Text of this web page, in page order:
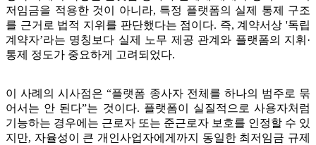
저임금을 적용한 것이 아니라, 특정 플랫폼의 실제 통제 구조
를 근거로 법적 지위를 판단했다는 점이다. 즉, 계약서상 '독립
계약자’라는 명칭보다 실제 노무 제공 관계와 플랫폼의 지휘·
통제 정도가 중요하게 고려되었다.
이 사례의 시사점은 “플랫폼 종사자 전체를 하나의 범주로 묶
어서는 안 된다”는 것이다. 플랫폼이 실질적으로 사용자처럼
기능하는 경우에는 근로자 또는 준근로자 보호를 인정할 수 있
지만, 자율성이 큰 개인사업자에게까지 동일한 최저임금 규제